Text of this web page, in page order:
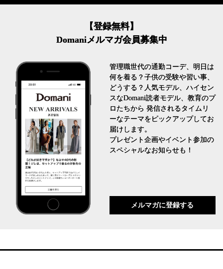
【登録無料】
Domaniメルマガ会員募集中
管理職世代の通勤コーデ、明日は
何を着る？子供の受験や習い事、
どうする？人気モデル、ハイセン
スなDomani読者モデル、教育のプ
ロたちから 発信されるタイムリ
ーなテーマをピックアップしてお
届けします。
プレゼント企画やイベント参加の
スペシャルなお知らせも！
メルマガに登録する